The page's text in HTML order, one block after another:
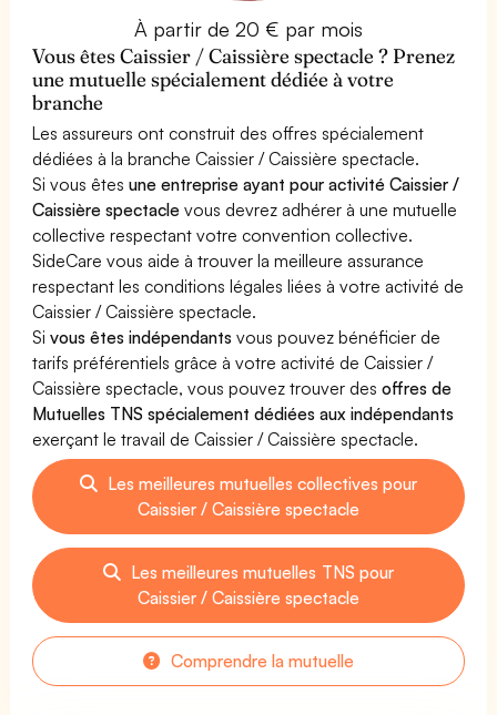
À partir de 20 € par mois
Vous êtes Caissier / Caissière spectacle ? Prenez
une mutuelle spécialement dédiée à votre
branche
Les assureurs ont construit des offres spécialement
dédiées à la branche Caissier / Caissière spectacle.
Si vous êtesune entreprise ayant pour activité Caissier /
Caissière spectacle vous devrez adhérer à une mutuelle
collective respectant votre convention collective.
SideCare vous aide à trouver la meilleure assurance
respectant les conditions légales liées à votre activité de
Caissier / Caissière spectacle.
Sivous êtes indépendants vous pouvez bénéficier de
tarifs préférentiels grâce à votre activité de Caissier /
Caissière spectacle, vous pouvez trouver desoffres de
Mutuelles TNS spécialement dédiées aux indépendants
exerçant le travail de Caissier / Caissière spectacle.
Les meilleures mutuelles collectives pour
Caissier / Caissière spectacle
Les meilleures mutuelles TNS pour
Caissier / Caissière spectacle
Comprendre la mutuelle